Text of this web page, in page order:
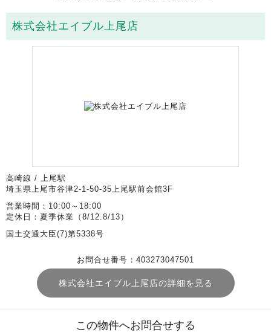
株式会社エイブル上尾店
高崎線 / 上尾駅
埼玉県上尾市谷津2-1-50-35上尾駅前会館3F
営業時間：10:00～18:00
定休日：夏季休業（8/12.8/13）
国土交通大臣(7)第5338号
お問合せ番号：403273047501
株式会社エイブル上尾店の詳細を見る
この物件へお問合せする